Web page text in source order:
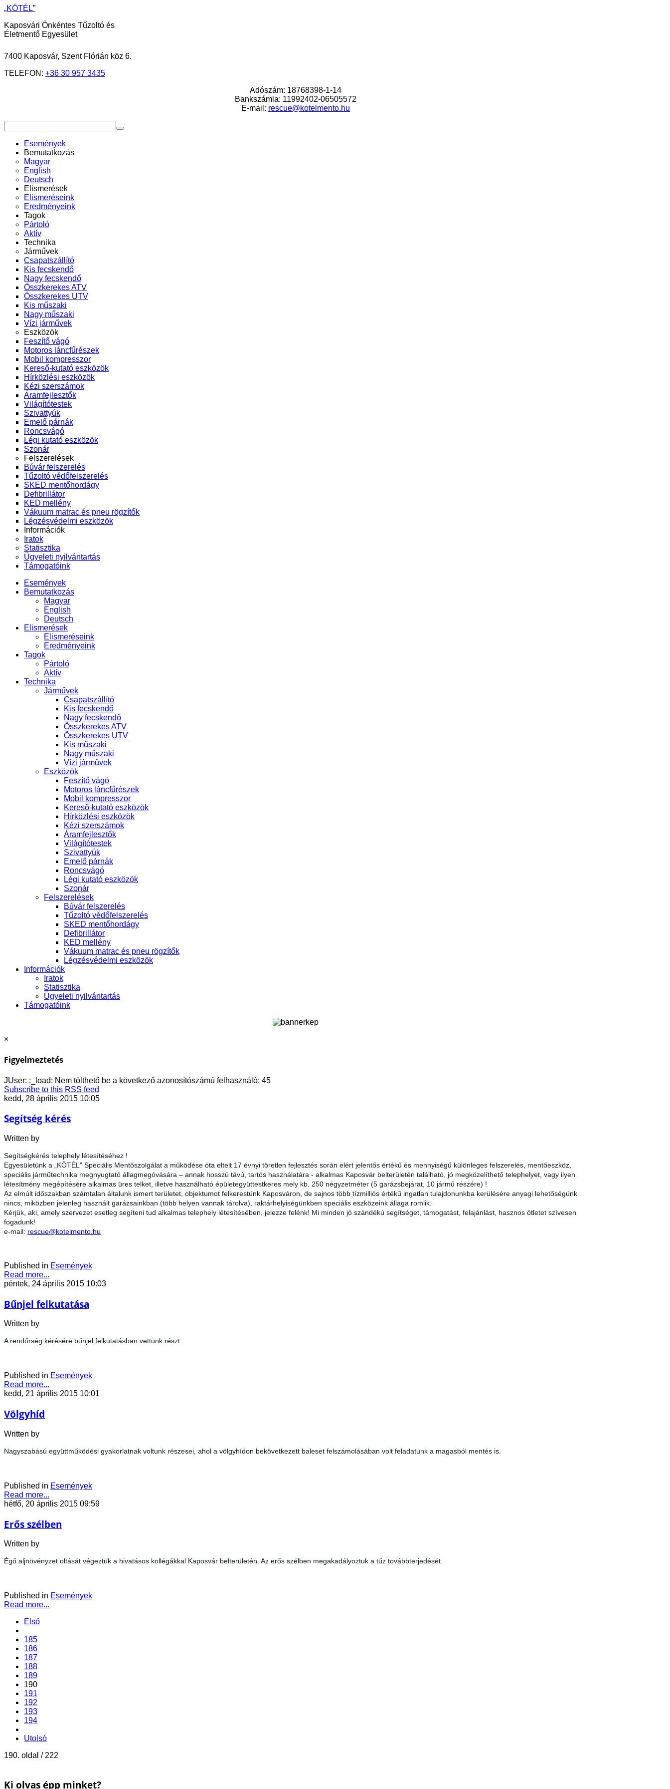
„KÖTÉL”
Kaposvári Önkéntes Tűzoltó és
Életmentő Egyesület
7400 Kaposvár, Szent Flórián köz 6.
TELEFON: +36 30 957 3435
Adószám: 18768398-1-14
Bankszámla: 11992402-06505572
E-mail: rescue@kotelmento.hu
Események
Bemutatkozás
Magyar
English
Deutsch
Elismerések
Elismeréseink
Eredményeink
Tagok
Pártoló
Aktív
Technika
Járművek
Csapatszállító
Kis fecskendő
Nagy fecskendő
Összkerekes ATV
Összkerekes UTV
Kis műszaki
Nagy műszaki
Vízi járművek
Eszközök
Feszítő vágó
Motoros láncfűrészek
Mobil kompresszor
Kereső-kutató eszközök
Hírközlési eszközök
Kézi szerszámok
Áramfejlesztők
Világítótestek
Szivattyúk
Emelő párnák
Roncsvágó
Légi kutató eszközök
Szonár
Felszerelések
Búvár felszerelés
Tűzoltó védőfelszerelés
SKED mentőhordágy
Defibrillátor
KED mellény
Vákuum matrac és pneu rögzítők
Légzésvédelmi eszközök
Információk
Iratok
Statisztika
Ügyeleti nyilvántartás
Támogatóink
Események
Bemutatkozás
Magyar
English
Deutsch
Elismerések
Elismeréseink
Eredményeink
Tagok
Pártoló
Aktív
Technika
Járművek
Csapatszállító
Kis fecskendő
Nagy fecskendő
Összkerekes ATV
Összkerekes UTV
Kis műszaki
Nagy műszaki
Vízi járművek
Eszközök
Feszítő vágó
Motoros láncfűrészek
Mobil kompresszor
Kereső-kutató eszközök
Hírközlési eszközök
Kézi szerszámok
Áramfejlesztők
Világítótestek
Szivattyúk
Emelő párnák
Roncsvágó
Légi kutató eszközök
Szonár
Felszerelések
Búvár felszerelés
Tűzoltó védőfelszerelés
SKED mentőhordágy
Defibrillátor
KED mellény
Vákuum matrac és pneu rögzítők
Légzésvédelmi eszközök
Információk
Iratok
Statisztika
Ügyeleti nyilvántartás
Támogatóink
×
Figyelmeztetés
JUser: :_load: Nem tölthető be a következő azonosítószámú felhasználó: 45
Subscribe to this RSS feed
kedd, 28 április 2015 10:05
Segítség kérés
Written by
Segítségkérés telephely létesítéséhez !
Egyesületünk a „KÖTÉL” Speciális Mentőszolgálat a működése óta eltelt 17 évnyi töretlen fejlesztés során elért jelentős értékű és mennyiségű különleges felszerelés, mentőeszköz,
speciális járműtechnika megnyugtató állagmegóvására – annak hosszú távú, tartós használatára - alkalmas Kaposvár belterületén található, jó megközelíthető telephelyet, vagy ilyen
létesítmény megépítésére alkalmas üres telket, illetve használható épületegyüttestkeres mely kb. 250 négyzetméter (5 garázsbejárat, 10 jármű részére) !
Az elmúlt időszakban számtalan általunk ismert területet, objektumot felkerestünk Kaposváron, de sajnos több tízmilliós értékű ingatlan tulajdonunkba kerülésére anyagi lehetőségünk
nincs, miközben jelenleg használt garázsainkban (több helyen vannak tárolva), raktárhelyiségünkben speciális eszközeink állaga romlik.
Kérjük, aki, amely szervezet esetleg segíteni tud alkalmas telephely létesítésében, jelezze felénk! Mi minden jó szándékú segítséget, támogatást, felajánlást, hasznos ötletet szívesen
fogadunk!
e-mail: rescue@kotelmento.hu
Published in Események
Read more...
péntek, 24 április 2015 10:03
Bűnjel felkutatása
Written by
A rendőrség kérésére bűnjel felkutatásban vettünk részt.
Published in Események
Read more...
kedd, 21 április 2015 10:01
Völgyhíd
Written by
Nagyszabású együttműködési gyakorlatnak voltunk részesei, ahol a völgyhídon bekövetkezett baleset felszámolásában volt feladatunk a magasból mentés is.
Published in Események
Read more...
hétfő, 20 április 2015 09:59
Erős szélben
Written by
Égő aljnövényzet oltását végeztük a hivatásos kollégákkal Kaposvár belterületén. Az erős szélben megakadályoztuk a tűz továbbterjedését.
Published in Események
Read more...
Első
185
186
187
188
189
190
191
192
193
194
Utolsó
190. oldal / 222
Ki olvas épp minket?